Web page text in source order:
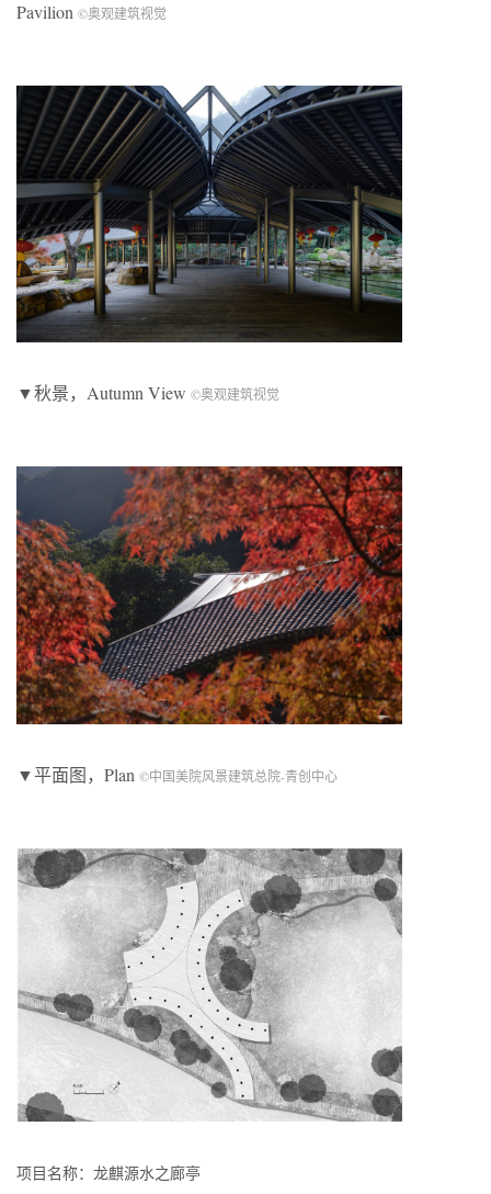
Pavilion ©奥观建筑视觉
▼秋景，Autumn View ©奥观建筑视觉
▼平面图，Plan ©中国美院风景建筑总院-青创中心
项目名称：龙麒源水之廊亭